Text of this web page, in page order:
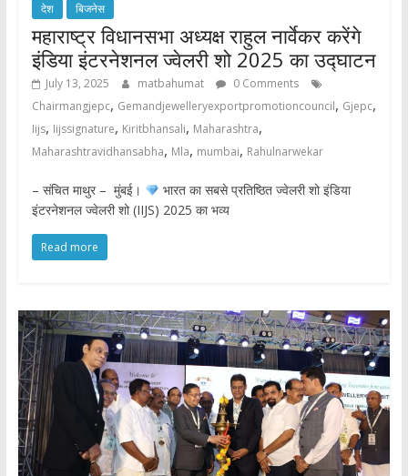
देश बिजनेस
महाराष्ट्र विधानसभा अध्यक्ष राहुल नार्वेकर करेंगे
इंडिया इंटरनेशनल ज्वेलरी शो 2025 का उद्घाटन
July 13, 2025 matbahumat
0 Comments
Chairmangjepc, Gemandjewelleryexportpromotioncouncil, Gjepc,
Iijs, Iijssignature, Kiritbhansali, Maharashtra,
Maharashtravidhansabha, Mla, mumbai, Rahulnarwekar
– संचित माथुर – मुंबई।
भारत का सबसे प्रतिष्ठित ज्वेलरी शो इंडिया
इंटरनेशनल ज्वेलरी शो (IIJS) 2025 का भव्य
Read more